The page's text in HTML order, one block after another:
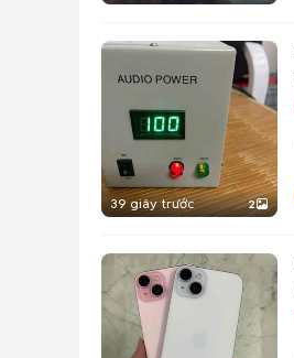
39 giây trước 2